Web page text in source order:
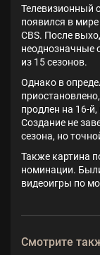
Телевизионный
появился в
CBS. После
неоднозначные
из 15 сезонов.
Однако в
продлен на 16-
Создание не
сезона, но
Также картина
номинации.
видеоигры по
Смотрите